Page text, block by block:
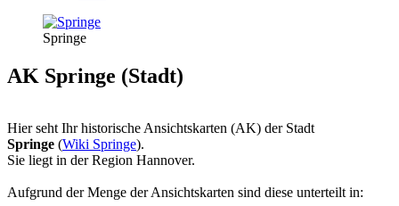
Springe
AK Springe (Stadt)
Hier seht Ihr historische Ansichtskarten (AK) der Stadt
Springe (Wiki Springe).
Sie liegt in der Region Hannover.
Aufgrund der Menge der Ansichtskarten sind diese unterteilt in: